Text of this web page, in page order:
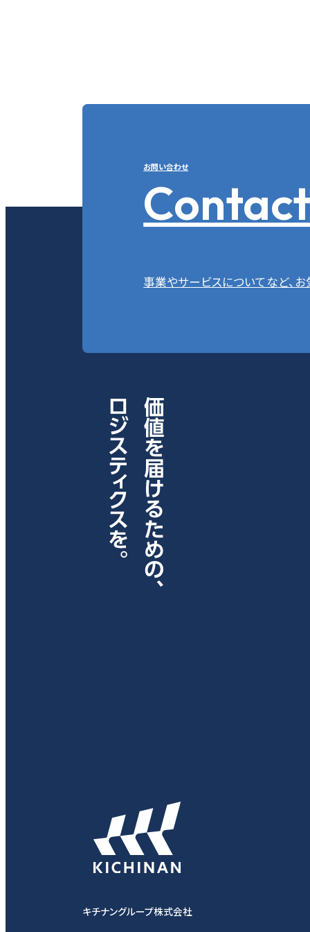
お問い合わせ
Contact
事業やサービスについてなど、 お
キチナングループ株式会社